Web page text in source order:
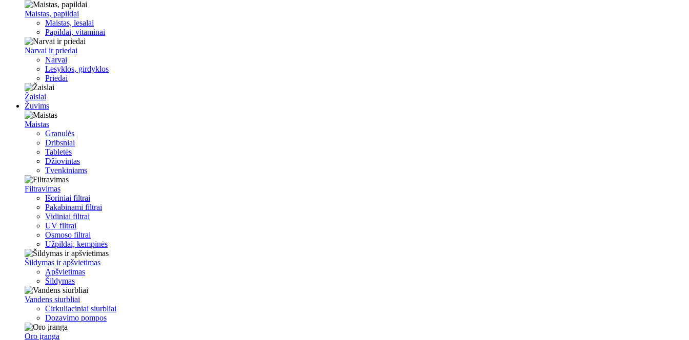
Maistas, papildai
Maistas, lesalai
Papildai, vitaminai
Narvai ir priedai
Narvai
Lesyklos, girdyklos
Priedai
Žaislai
Žuvims
Maistas
Granulės
Dribsniai
Tabletės
Džiovintas
Tvenkiniams
Filtravimas
Išoriniai filtrai
Pakabinami filtrai
Vidiniai filtrai
UV filtrai
Osmoso filtrai
Užpildai, kempinės
Šildymas ir apšvietimas
Apšvietimas
Šildymas
Vandens siurbliai
Cirkuliaciniai siurbliai
Dozavimo pompos
Oro įranga